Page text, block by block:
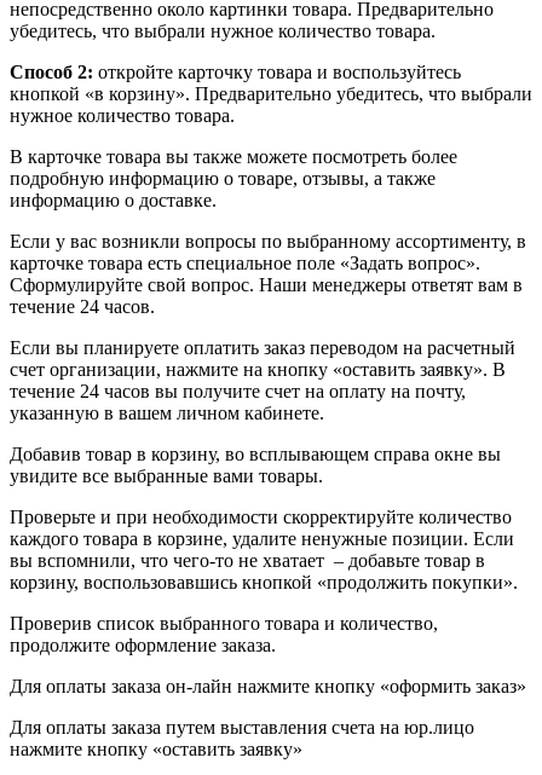
непосредственно около картинки товара. Предварительно
убедитесь, что выбрали нужное количество товара.
Способ 2: откройте карточку товара и воспользуйтесь
кнопкой «в корзину». Предварительно убедитесь, что выбрали
нужное количество товара.
В карточке товара вы также можете посмотреть более
подробную информацию о товаре, отзывы, а также
информацию о доставке.
Если у вас возникли вопросы по выбранному ассортименту, в
карточке товара есть специальное поле «Задать вопрос».
Сформулируйте свой вопрос. Наши менеджеры ответят вам в
течение 24 часов.
Если вы планируете оплатить заказ переводом на расчетный
счет организации, нажмите на кнопку «оставить заявку». В
течение 24 часов вы получите счет на оплату на почту,
указанную в вашем личном кабинете.
Добавив товар в корзину, во всплывающем справа окне вы
увидите все выбранные вами товары.
Проверьте и при необходимости скорректируйте количество
каждого товара в корзине, удалите ненужные позиции. Если
вы вспомнили, что чего-то не хватает – добавьте товар в
корзину, воспользовавшись кнопкой «продолжить покупки».
Проверив список выбранного товара и количество,
продолжите оформление заказа.
Для оплаты заказа он-лайн нажмите кнопку «оформить заказ»
Для оплаты заказа путем выставления счета на юр.лицо
нажмите кнопку «оставить заявку»